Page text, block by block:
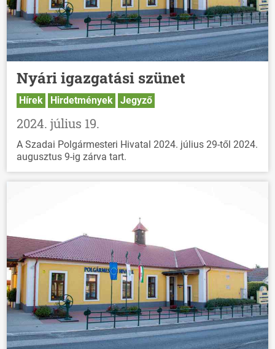
Nyári igazgatási szünet
Hírek Hirdetmények Jegyző
2024. július 19.
A Szadai Polgármesteri Hivatal 2024. július 29-től 2024.
augusztus 9-ig zárva tart.